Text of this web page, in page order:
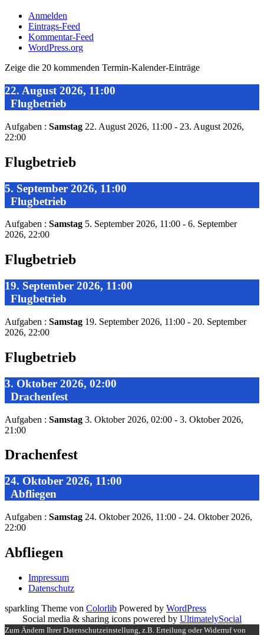
Anmelden
Eintrags-Feed
Kommentar-Feed
WordPress.org
Zeige die 20 kommenden Termin-Kalender-Einträge
22. August 2026, 11:00
Flugbetrieb
Aufgaben : Samstag 22. August 2026, 11:00 - 23. August 2026,
22:00
Flugbetrieb
5. September 2026, 11:00
Flugbetrieb
Aufgaben : Samstag 5. September 2026, 11:00 - 6. September
2026, 22:00
Flugbetrieb
19. September 2026, 11:00
Flugbetrieb
Aufgaben : Samstag 19. September 2026, 11:00 - 20. September
2026, 22:00
Flugbetrieb
3. Oktober 2026, 02:00
Drachenfest
Aufgaben : Samstag 3. Oktober 2026, 02:00 - 3. Oktober 2026,
21:00
Drachenfest
24. Oktober 2026, 11:00
Abfliegen
Aufgaben : Samstag 24. Oktober 2026, 11:00 - 24. Oktober 2026,
22:00
Abfliegen
Impressum
Datenschutz
sparkling Theme von Colorlib Powered by WordPress
Social media & sharing icons powered by UltimatelySocial
Zum Ändern Ihrer Datenschutzeinstellung, z.B. Erteilung oder Widerruf von